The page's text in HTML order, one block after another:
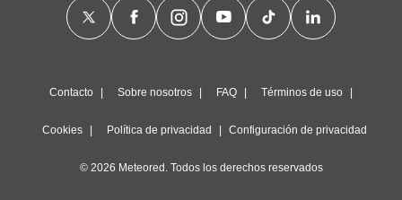
Contacto Sobre nosotros FAQ Términos de uso
Cookies Política de privacidad Configuración de privacidad
© 2026 Meteored. Todos los derechos reservados